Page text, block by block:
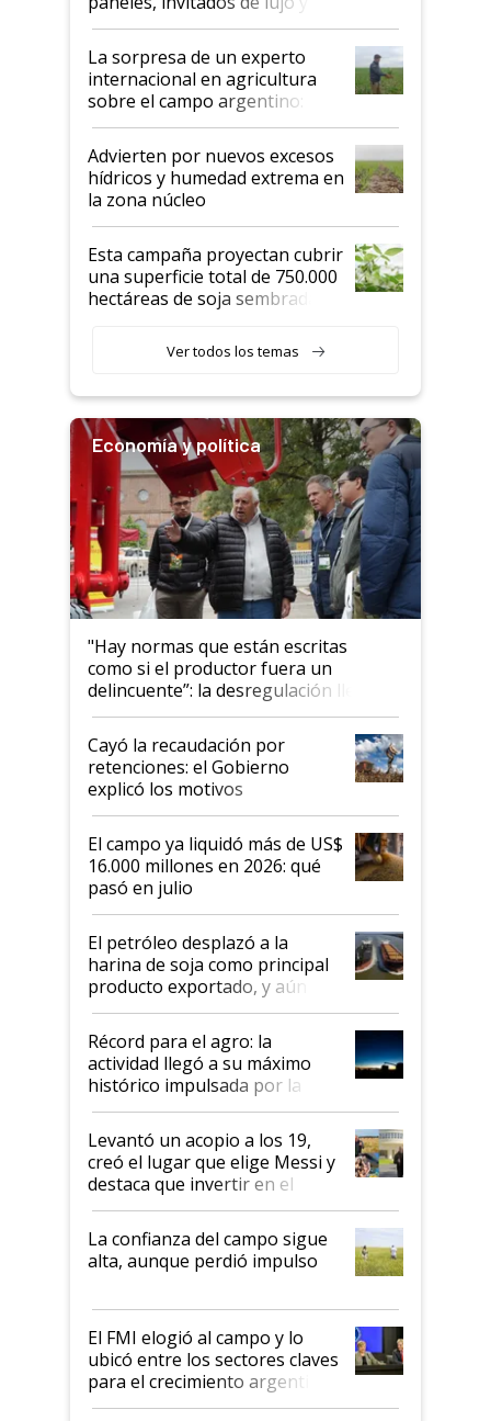
todas las tendencias
La sorpresa de un experto
internacional en agricultura
sobre el campo argentino:
"Estoy muy impresionado"
Advierten por nuevos excesos
hídricos y humedad extrema en
la zona núcleo
Esta campaña proyectan cubrir
una superficie total de 750.000
hectáreas de soja sembradas
variedades que marcan un
salto tecnológico en genética y
Ver todos los temas
Economía y política
"Hay normas que están escritas
como si el productor fuera un
delincuente”: la desregulación llegó
al Congreso Aapresid y hasta se
habló del financiamiento al IPCVA
Cayó la recaudación por
retenciones: el Gobierno
explicó los motivos
El campo ya liquidó más de US$
16.000 millones en 2026: qué
pasó en julio
El petróleo desplazó a la
harina de soja como principal
producto exportado, y aún así
el agro aportó casi seis de cada
diez dólares y sostuvo el
liderazgo en un semestre
récord
Récord para el agro: la
actividad llegó a su máximo
histórico impulsada por la
cosecha y las exportaciones
Levantó un acopio a los 19,
creó el lugar que elige Messi y
destaca que invertir en el
kirchnerismo era como "darle
plata a un hijo para droga":
Juan Félix Rossetti, el libertario
que de una dura crisis salió
de Milei
La confianza del campo sigue
alta, aunque perdió impulso
El FMI elogió al campo y lo
ubicó entre los sectores claves
para el crecimiento argentino